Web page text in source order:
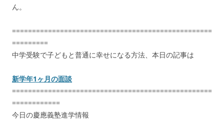
ん。
==================================================
=========
中学受験で子どもと普通に幸せになる方法、本日の記事は
新学年1ヶ月の面談
==================================================
============
今日の慶應義塾進学情報